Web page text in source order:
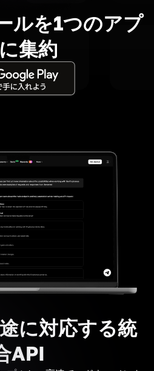
ルを1つのアプ
集約
に対応する統
API